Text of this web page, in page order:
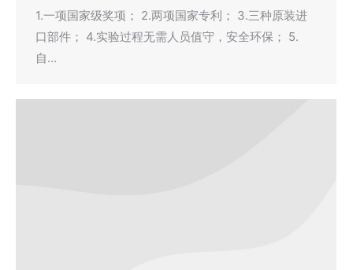
1.一项国家级奖项； 2.两项国家专利； 3.三种原装进
口部件； 4.实验过程无需人员值守，安全环保； 5.
自…